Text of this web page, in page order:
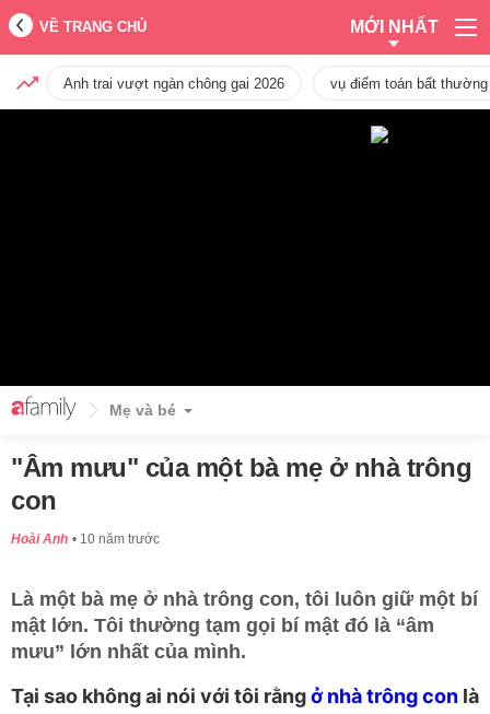
VỀ TRANG CHỦ MỚI NHẤT
Anh trai vượt ngàn chông gai 2026 vụ điểm toán bất
Mẹ và bé
"Âm mưu" của một bà mẹ ở nhà trông
con
Hoài Anh 10 năm trước
Là một bà mẹ ở nhà trông con, tôi luôn giữ một bí
mật lớn. Tôi thường tạm gọi bí mật đó là “âm
mưu” lớn nhất của mình.
Tại sao không ai nói với tôi rằngở nhà trông con là